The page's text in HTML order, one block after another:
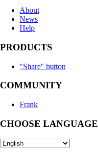
About
News
Help
PRODUCTS
"Share" button
COMMUNITY
Frank
CHOOSE LANGUAGE